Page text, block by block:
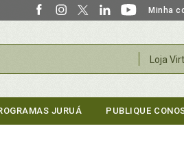
Minha
Loja
JURUÁ PUBLIQUE